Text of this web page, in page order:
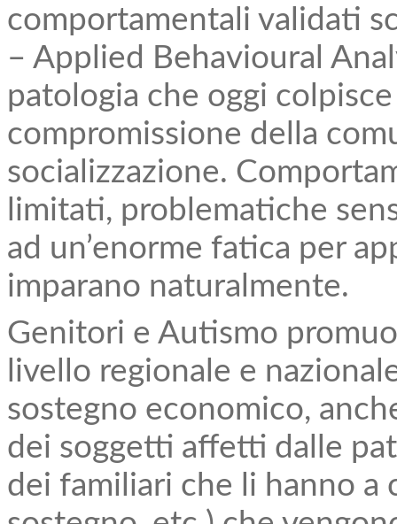
comportamentali validati
– Applied Behavioural
patologia che oggi
compromissione della
socializzazione.
limitati, problematiche
ad un’enorme fatica per
imparano naturalmente.
Genitori e Autismo
livello regionale e
sostegno economico,
dei soggetti affetti dalle
dei familiari che li hanno a